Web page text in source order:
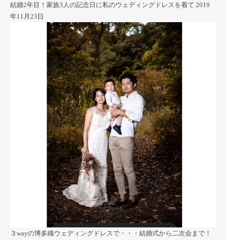
結婚2年目！家族3人の記念日に私のウェディングドレスを着て 2019
年11月23日
３wayの博多織ウェディングドレスで・・・結婚式から二次会まで！